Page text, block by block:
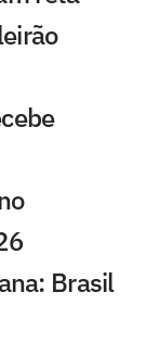
Brasil